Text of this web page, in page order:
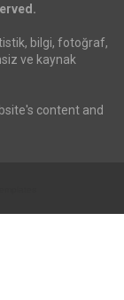
bilgi, fotoğraf,
ve kaynak
content and